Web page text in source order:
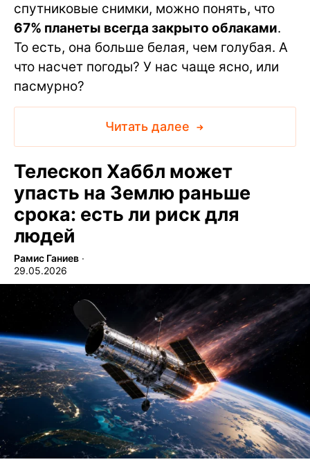
спутниковые снимки, можно понять, что
67% планеты всегда закрыто облаками.
То есть, она больше белая, чем голубая. А
что насчет погоды? У нас чаще ясно, или
пасмурно?
Читать далее
Телескоп Хаббл может
упасть на Землю раньше
срока: есть ли риск для
людей
Рамис Ганиев ∙
29.05.2026